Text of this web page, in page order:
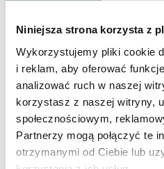
Niniejsza strona korzysta z
Wykorzystujemy pliki cookie
i reklam, aby oferować
analizować ruch w naszej
korzystasz z naszej witryny,
społecznościowym,
Partnerzy mogą połączyć te
otrzymanymi od Ciebie lub
Typ rozkładania snap
Długość czubka 20cm
Waga (netto) 10
Liczba części 3